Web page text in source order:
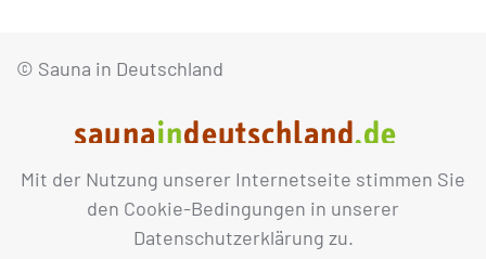
Mit der Nutzung unserer Internetseite stimmen Sie
den Cookie-Bedingungen in unserer
Datenschutzerklärung zu.
© Sauna in Deutschland
IMPRESSUM DATENSCHUTZ